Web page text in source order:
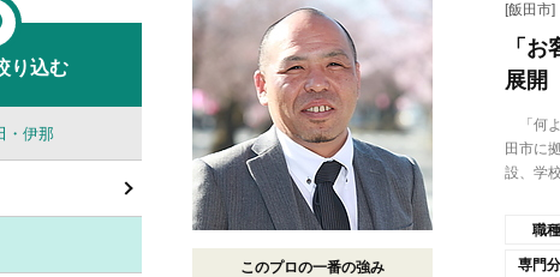
このプロの一番の強み
[飯田市]
「
展開
「何
田市に
設、学
職種
専門
り込む
・伊那